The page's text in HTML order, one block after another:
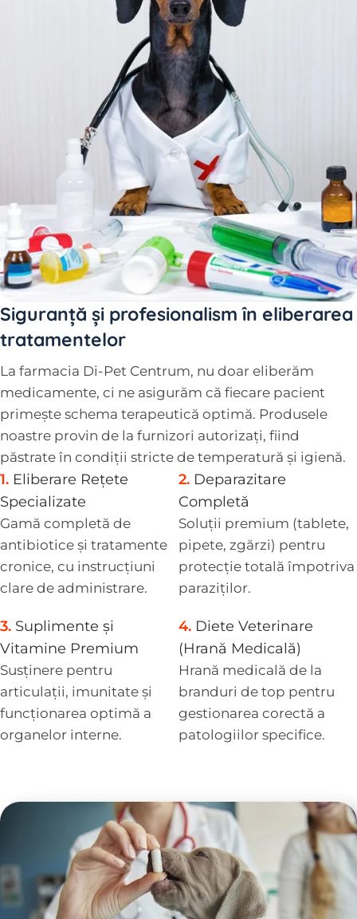
Siguranță și profesionalism în eliberarea
tratamentelor
La farmacia Di-Pet Centrum, nu doar eliberăm
medicamente, ci ne asigurăm că fiecare pacient
primește schema terapeutică optimă. Produsele
noastre provin de la furnizori autorizați, fiind
păstrate în condiții stricte de temperatură și igienă.
1. Eliberare Rețete
Specializate
Gamă completă de
antibiotice și tratamente
cronice, cu instrucțiuni
clare de administrare.
2. Deparazitare
Completă
Soluții premium (tablete,
pipete, zgărzi) pentru
protecție totală împotriva
paraziților.
3. Suplimente și
Vitamine Premium
Susținere pentru
articulații, imunitate și
funcționarea optimă a
organelor interne.
4. Diete Veterinare
(Hrană Medicală)
Hrană medicală de la
branduri de top pentru
gestionarea corectă a
patologiilor specifice.